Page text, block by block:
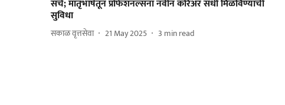
सर्च; मातृभाषेतून प्रोफेशनल्सना नवीन करिअर संधी मिळविण्याची
सुविधा
सकाळ वृत्तसेवा 21 May 2025 3 min read